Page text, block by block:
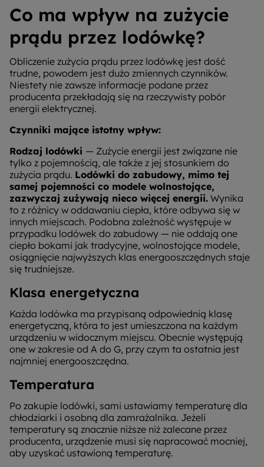
Co ma wpływ na zużycie
prądu przez lodówkę?
Obliczenie zużycia prądu przez lodówkę jest dość
trudne, powodem jest dużo zmiennych czynników.
Niestety nie zawsze informacje podane przez
producenta przekładają się na rzeczywisty pobór
energii elektrycznej.
Czynniki mające istotny wpływ:
Rodzaj lodówki — Zużycie energii jest związane nie
tylko z pojemnością, ale także z jej stosunkiem do
zużycia prądu. Lodówki do zabudowy, mimo tej
samej pojemności co modele wolnostojące,
zazwyczaj zużywają nieco więcej energii. Wynika
to z różnicy w oddawaniu ciepła, które odbywa się w
innych miejscach. Podobna zależność występuje w
przypadku lodówek do zabudowy — nie oddają one
ciepło bokami jak tradycyjne, wolnostojące modele,
osiągnięcie najwyższych klas energooszczędnych staje
się trudniejsze.
Klasa energetyczna
Każda lodówka ma przypisaną odpowiednią klasę
energetyczną, która to jest umieszczona na każdym
urządzeniu w widocznym miejscu. Obecnie występują
one w zakresie od A do G, przy czym ta ostatnia jest
najmniej energooszczędna.
Temperatura
Po zakupie lodówki, sami ustawiamy temperaturę dla
chłodziarki i osobną dla zamrażalnika. Jeżeli
temperatury są znacznie niższe niż zalecane przez
producenta, urządzenie musi się napracować mocniej,
aby uzyskać ustawioną temperaturę.